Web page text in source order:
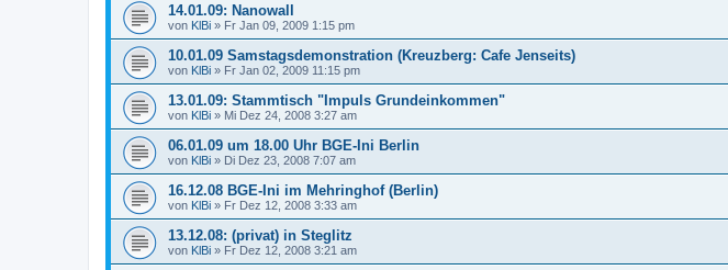
14.01.09: Nanowall
von KlBi » Fr Jan 09, 2009 1:15 pm
10.01.09 Samstagsdemonstration (Kreuzberg: Cafe Jenseits)
von KlBi » Fr Jan 02, 2009 11:15 pm
13.01.09: Stammtisch "Impuls Grundeinkommen"
von KlBi » Mi Dez 24, 2008 3:27 am
06.01.09 um 18.00 Uhr BGE-Ini Berlin
von KlBi » Di Dez 23, 2008 7:07 am
16.12.08 BGE-Ini im Mehringhof (Berlin)
von KlBi » Fr Dez 12, 2008 3:33 am
13.12.08: (privat) in Steglitz
von KlBi » Fr Dez 12, 2008 3:21 am